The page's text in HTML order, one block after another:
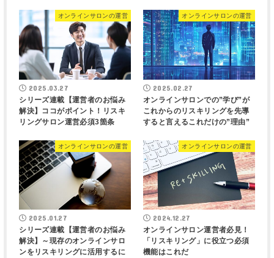
オンラインサロンの運営
2025.03.27
シリーズ連載【運営者のお悩み
解決】ココがポイント！リスキ
リングサロン運営必須3箇条
オンラインサロンの運営
2025.02.27
オンラインサロンでの”学び”が
これからのリスキリングを先導
すると言えるこれだけの”理由”
オンラインサロンの運営
2025.01.27
シリーズ連載【運営者のお悩み
解決】～現存のオンラインサロ
ンをリスキリングに活用するに
オンラインサロンの運営
2024.12.27
オンラインサロン運営者必見！
「リスキリング」に役立つ必須
機能はこれだ